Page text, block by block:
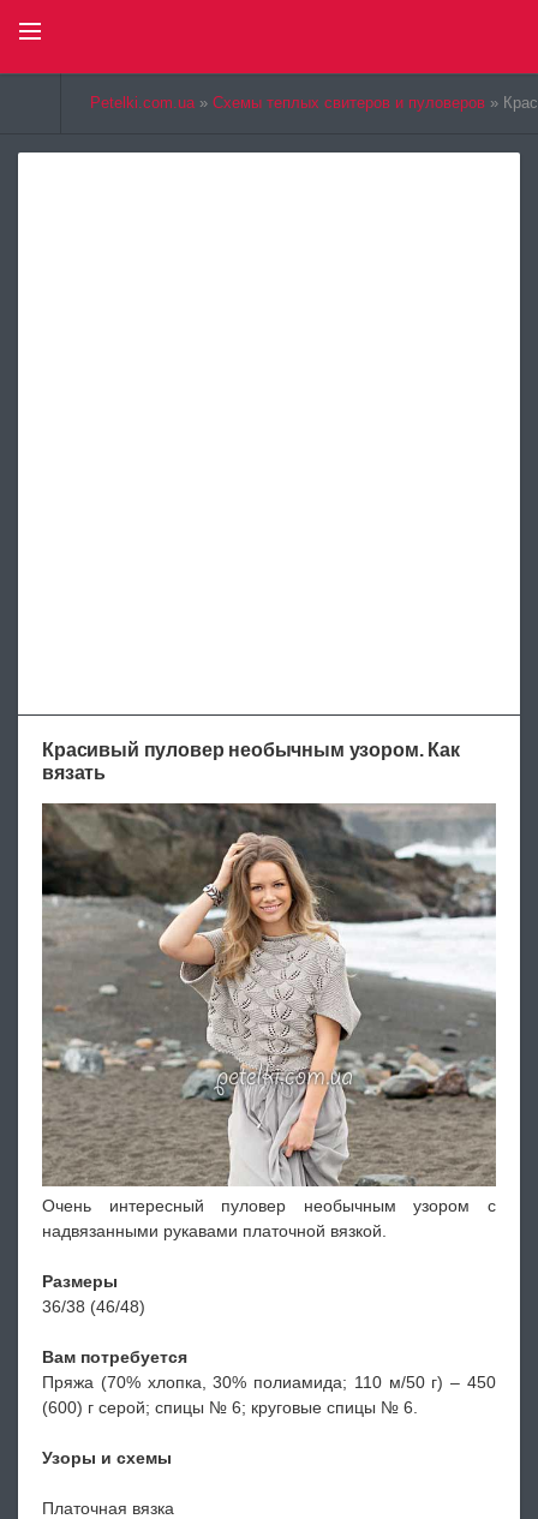
Petelki.com.ua» Схемы теплых свитеров и пуловеров »
Красивый пуловер необычным узором. Как
вязать
Очень интересный пуловер необычным узором с
надвязанными рукавами платочной вязкой.
Размеры
36/38 (46/48)
Вам потребуется
Пряжа (70% хлопка, 30% полиамида; 110 м/50 г) – 450
(600) г серой; спицы № 6; круговые спицы № 6.
Узоры и схемы
Платочная вязка